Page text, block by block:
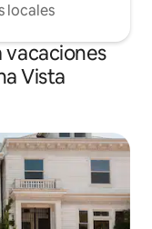
locales
vacaciones
Vista